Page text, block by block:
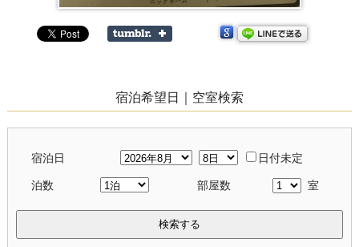
宿泊希望日｜空室検索
宿泊日 日付未定
泊数 部屋数 室
検索する